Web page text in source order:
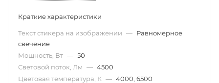
Краткие характеристики
Текст стикера на изображении — Равномерное
свечение
Мощность, Вт — 50
Световой поток, Лм — 4500
Цветовая температура, К — 4000, 6500